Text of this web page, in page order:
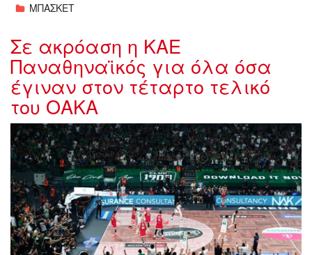
ΜΠΑΣΚΕΤ
Σε ακρόαση η ΚΑΕ
Παναθηναϊκός για όλα όσα
έγιναν στον τέταρτο τελικό
του ΟΑΚΑ
6996299_134208.jpg